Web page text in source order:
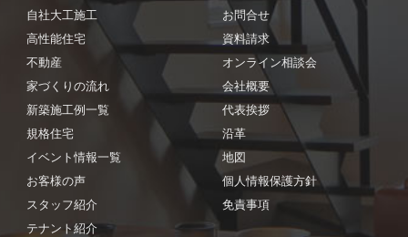
自社大工施工
高性能住宅
不動産
家づくりの流れ
新築施工例一覧
規格住宅
イベント情報一覧
お客様の声
スタッフ紹介
テナント紹介
お問合せ
資料請求
オンライン相談会
会社概要
代表挨拶
沿革
地図
個人情報保護方針
免責事項